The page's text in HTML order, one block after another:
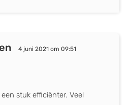
4 juni 2021 om 09:51
stuk efficiënter. Veel